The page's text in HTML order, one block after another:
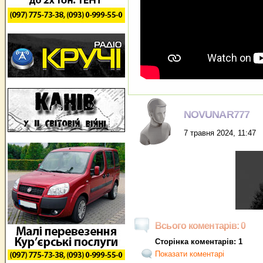
NOVUNAR777
7 травня 2024, 11:47
Всього коментарів: 0
Сторінка коментарів: 1
Показати коментарі